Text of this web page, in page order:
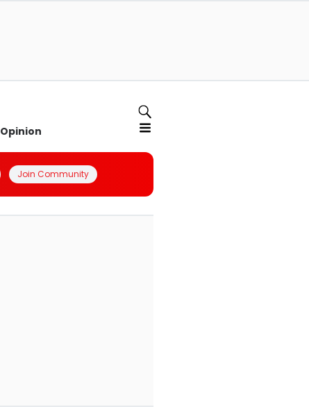
Opinion
Join Community